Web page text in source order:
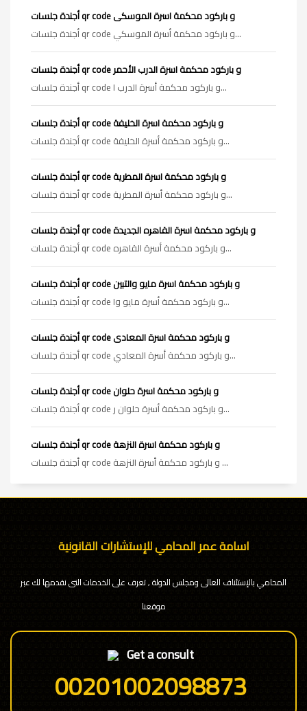
أجندة جلسات qr code و باركود محكمة اسرة الموسكى
أجندة جلسات qr code و باركود محكمة أسرة الموسكي...
أجندة جلسات qr code و باركود محكمة اسرة الدرب الأحمر
أجندة جلسات qr code و باركود محكمة أسرة الدرب ا...
أجندة جلسات qr code و باركود محكمة اسرة الخليفة
أجندة جلسات qr code و باركود محكمة أسرة الخليفة...
أجندة جلسات qr code و باركود محكمة اسرة المطرية
أجندة جلسات qr code و باركود محكمة أسرة المطرية...
أجندة جلسات qr code و باركود محكمة اسرة القاهره الجديدة
أجندة جلسات qr code و باركود محكمة أسرة القاهره...
أجندة جلسات qr code و باركود محكمة اسرة مايو والتبين
أجندة جلسات qr code و باركود محكمة أسرة مايو وا...
أجندة جلسات qr code و باركود محكمة اسرة المعادى
أجندة جلسات qr code و باركود محكمة أسرة المعادي...
أجندة جلسات qr code و باركود محكمة اسرة حلوان
أجندة جلسات qr code و باركود محكمة أسرة حلوان ر...
أجندة جلسات qr code و باركود محكمة اسرة النزهة
أجندة جلسات qr code و باركود محكمة أسرة النزهة ...
اسامة عمر المحامي للإستشارات القانونية
المحامي بالإستئناف العالى ومجلس الدولة , تعرف على الخدمات التى نقدمها لك عبر
موقعنا
Get a consult
00201002098873